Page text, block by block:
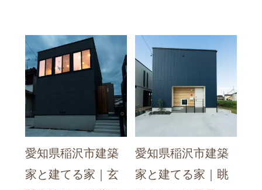
愛知県稲沢市建築
家と建てる家｜玄
愛知県稲沢市建築
家と建てる家｜眺